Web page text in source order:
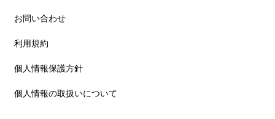
お問い合わせ
利用規約
個人情報保護方針
個人情報の取扱いについて